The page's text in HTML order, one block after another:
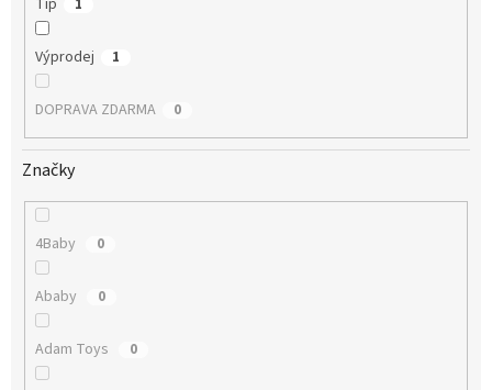
1
Výprodej 1
DOPRAVA ZDARMA 0
Značky
4Baby 0
Ababy 0
Adam Toys 0